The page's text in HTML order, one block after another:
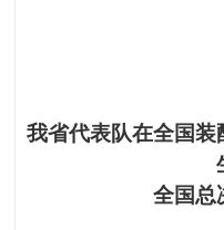
我省代表队在全国
全国总